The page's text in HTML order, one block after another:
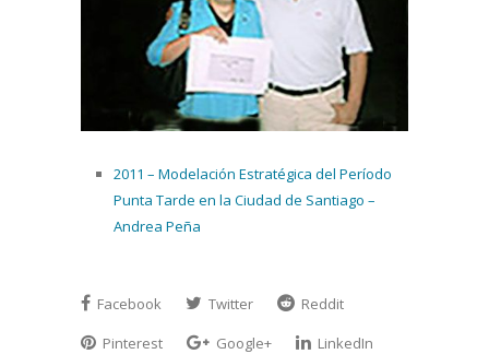
2011 – Modelación Estratégica del Período
Punta Tarde en la Ciudad de Santiago –
Andrea Peña
Facebook Twitter
Reddit
Pinterest
Google+
LinkedIn